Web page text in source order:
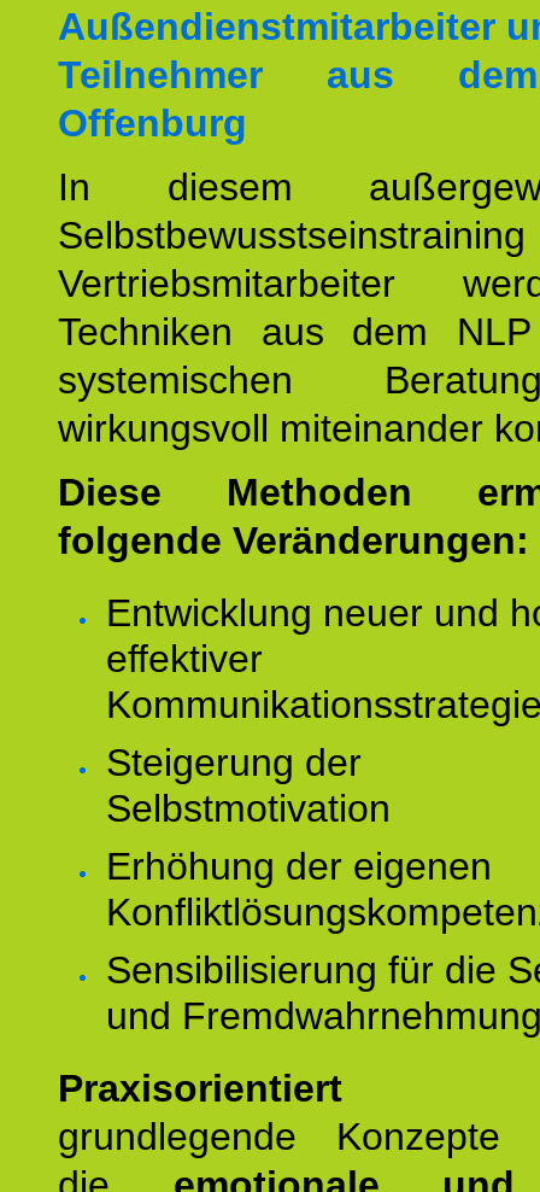
Außendienstmitarbeiter
Teilnehmer aus
Offenburg
In diesem
Vertriebsmitarbeiter
Techniken aus dem
systemischen
wirkungsvoll miteinander
Diese Methoden
folgende Veränderungen:
Entwicklung neuer und
effektiver
Steigerung der
Selbstmotivation
Erhöhung der eigenen
Sensibilisierung für die
und
Praxisorientiert
grundlegende Konzepte